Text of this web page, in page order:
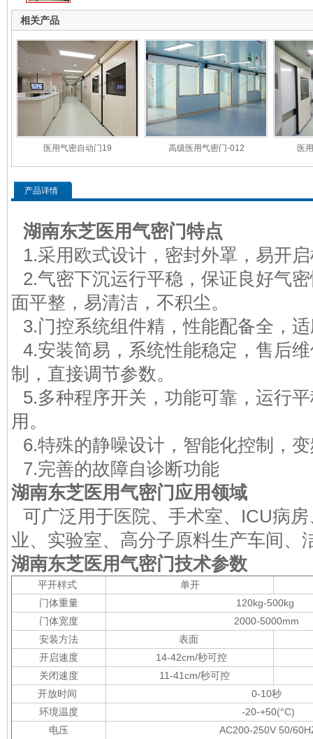
相关产品
医用气密自动门19 高级医用气密门-012 医
产品详情
湖南东芝医用气密门特点
1.采用欧式设计，密封外罩，易开
2.气密下沉运行平稳，保证良好气
面平整，易清洁，不积尘。
3.门控系统组件精，性能配备全，
4.安装简易，系统性能稳定，售后
制，直接调节参数。
5.多种程序开关，功能可靠，运行
用。
6.特殊的静噪设计，智能化控制，
7.完善的故障自诊断功能
湖南东芝医用气密门 应用领域
可广泛用于医院、手术室、ICU病
业、实验室、高分子原料生产车间、
湖南东芝医用气密门技术参数
平开样式
单开
门体重量
120kg-500kg
门体宽度
2000-5000mm
安装方法
表面
开启速度
14-42cm/秒可控
关闭速度
11-41cm/秒可控
开放时间
0-10秒
环境温度
-20-+50(°C)
电压
AC200-250V 50/